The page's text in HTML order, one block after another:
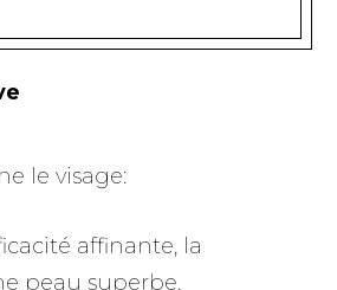
le visage:
affinante, la
peau superbe.